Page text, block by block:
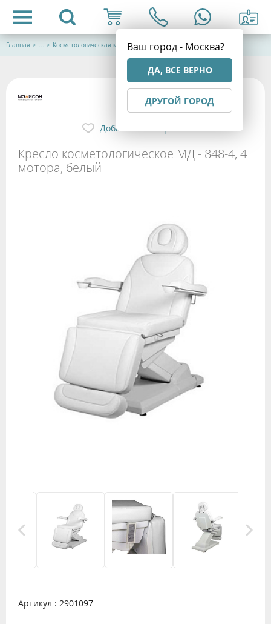
Ваш город - Москва?
ДА, ВСЕ ВЕРНО
ДРУГОЙ ГОРОД
Главная > ... > Косметологическая мебель
Кресло косметологическое МД - 848-4, 4
мотора, белый
Добавить в избранное
Артикул : 2901097